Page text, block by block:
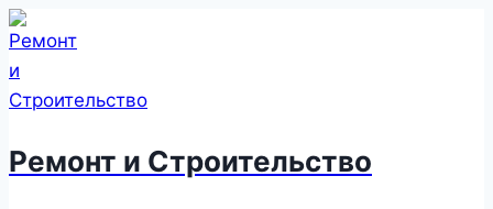
Перейти
к
содержимому
Ремонт и Строительство